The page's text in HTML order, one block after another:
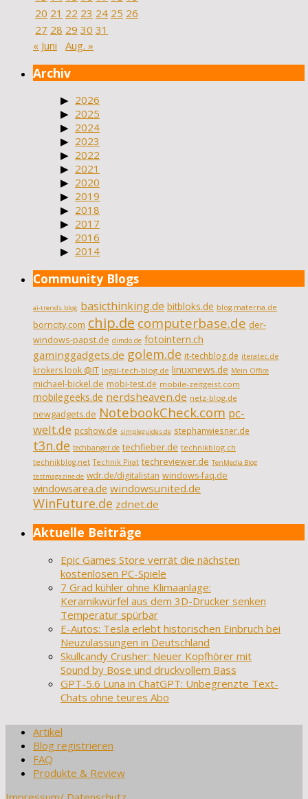
20 21 22 23 24 25 26
27 28 29 30 31
« Juni
Aug. »
Archiv
2026
2025
2024
2023
2022
2021
2020
2019
2018
2017
2016
2014
Community Blogs
ai-trends.blog basicthinking.de bitbloks.de blog.materna.de
borncity.com chip.de computerbase.de der-
windows-papst.de dimdo.de fotointern.ch
gaminggadgets.de golem.de it-techblog.de iteratec.de
krokers look @IT legal-tech-blog.de linuxnews.de Mein Office
michael-bickel.de mobi-test.de mobile-zeitgeist.com
mobilegeeks.de nerdsheaven.de netz-blog.de
newgadgets.de NotebookCheck.com pc-
welt.de pcshow.de simpleguides.de stephanwiesner.de
t3n.de techbanger.de techfieber.de technikblog.ch
technikblog.net Technik Pirat techreviewer.de TenMedia Blog
testmagazine.de wdr.de/digitalistan windows-faq.de
windowsarea.de windowsunited.de
WinFuture.de zdnet.de
Aktuelle Beiträge
Epic Games Store verrät die nächsten
kostenlosen PC-Spiele
7 Grad kühler ohne Klimaanlage:
Keramikwürfel aus dem 3D-Drucker senken
Temperatur spürbar
E-Autos: Tesla erlebt historischen Einbruch bei
Neuzulassungen in Deutschland
Skullcandy Crusher: Neuer Kopfhörer mit
Sound by Bose und druckvollem Bass
GPT-5.6 Luna in ChatGPT: Unbegrenzte Text-
Chats ohne teures Abo
Artikel
Blog registrieren
FAQ
Produkte & Review